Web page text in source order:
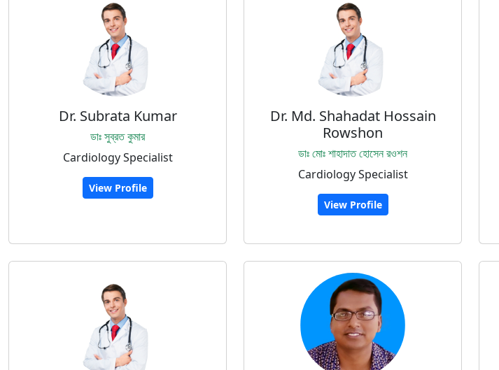
Dr. Subrata Kumar
ডাঃ সুব্রত কুমার
Cardiology Specialist
View Profile
Dr. Md. Shahadat Hossain
Rowshon
ডাঃ মোঃ শাহাদাত হোসেন রওশন
Cardiology Specialist
View Profile